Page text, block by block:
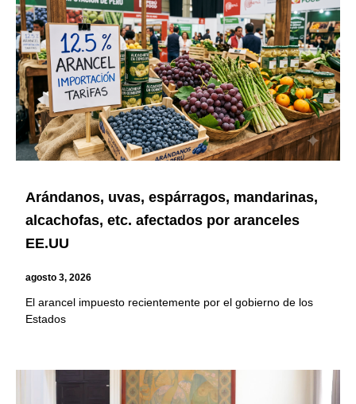
Arándanos, uvas, espárragos, mandarinas,
alcachofas, etc. afectados por aranceles
EE.UU
agosto 3, 2026
El arancel impuesto recientemente por el gobierno de los
Estados